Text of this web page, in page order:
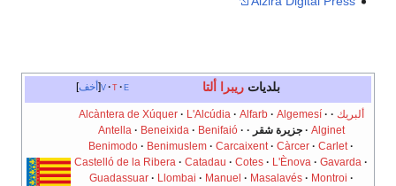
Alcàntera de Xúquer
Antella
Benimodo
Castelló de la Ribera
Guadassuar